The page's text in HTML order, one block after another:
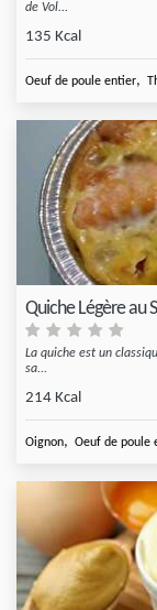
de Vol...
135 Kcal
Oeuf de poule entier,
Quiche Légère au
La quiche est un
sa...
214 Kcal
Oignon, Oeuf de poule